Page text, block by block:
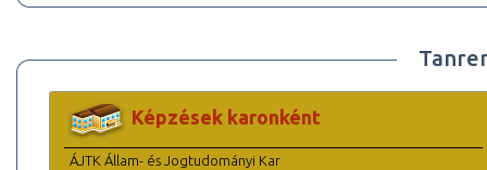
Képzések karonként
ÁJTK Állam- és Jogtudományi Kar